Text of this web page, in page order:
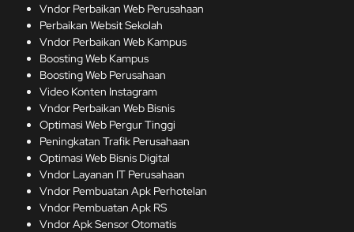
Vndor Perbaikan Web Perusahaan
Perbaikan Websit Sekolah
Vndor Perbaikan Web Kampus
Boosting Web Kampus
Boosting Web Perusahaan
Video Konten Instagram
Vndor Perbaikan Web Bisnis
Optimasi Web Pergur Tinggi
Peningkatan Trafik Perusahaan
Optimasi Web Bisnis Digital
Vndor Layanan IT Perusahaan
Vndor Pembuatan Apk Perhotelan
Vndor Pembuatan Apk RS
Vndor Apk Sensor Otomatis